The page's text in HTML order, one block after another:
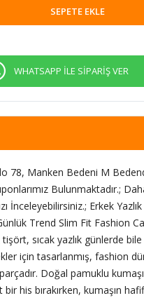
SEPETE EKLE
WHATSAPP İLE SİPARİŞ VER
78, Manken Bedeni M
Bulunmaktadır.;
İnceleyebilirsiniz.; Erkek
Trend Slim Fit Fashion
sıcak yazlık günlerde
için tasarlanmış, fashion
Doğal pamuklu
his bırakırken, kumaşın